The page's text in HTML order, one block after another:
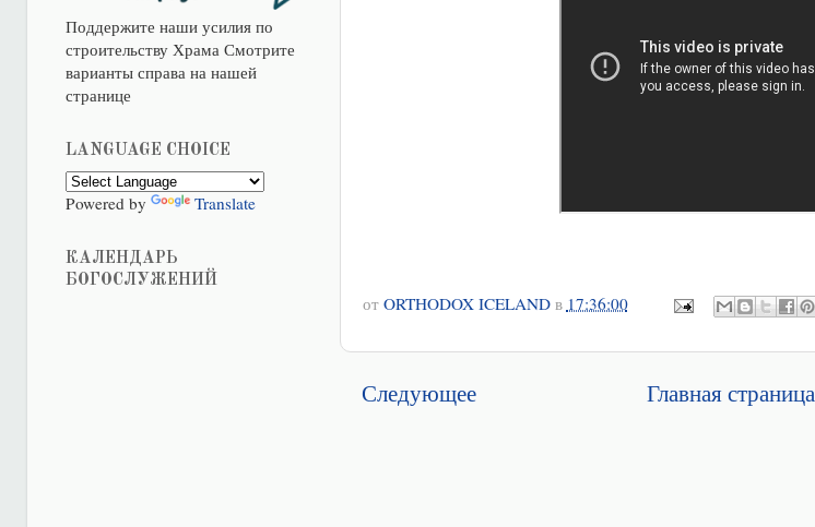
от ORTHODOX ICELAND в 17:36:00
Следующее Главная страница
Поддержите наши усилия по
строительству Храма Смотрите
варианты справа на нашей
странице
LANGUAGE CHOICE
Powered by Translate
КАЛЕНДАРЬ
БОГОСЛУЖЕНИЙ